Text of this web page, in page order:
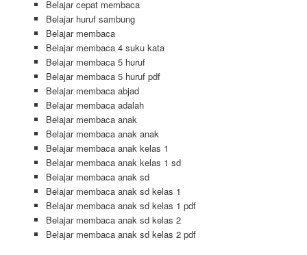
Belajar cepat membaca
Belajar huruf sambung
Belajar membaca
Belajar membaca 4 suku kata
Belajar membaca 5 huruf
Belajar membaca 5 huruf pdf
Belajar membaca abjad
Belajar membaca adalah
Belajar membaca anak
Belajar membaca anak anak
Belajar membaca anak kelas 1
Belajar membaca anak kelas 1 sd
Belajar membaca anak sd
Belajar membaca anak sd kelas 1
Belajar membaca anak sd kelas 1 pdf
Belajar membaca anak sd kelas 2
Belajar membaca anak sd kelas 2 pdf